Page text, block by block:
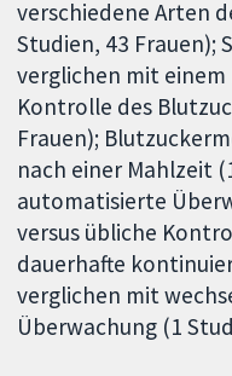
verschiedene Arten
Studien, 43 Frauen);
verglichen mit
Kontrolle des
Frauen);
nach einer Mahlzeit
automatisierte
versus übliche
dauerhafte
verglichen mit
Überwachung (1